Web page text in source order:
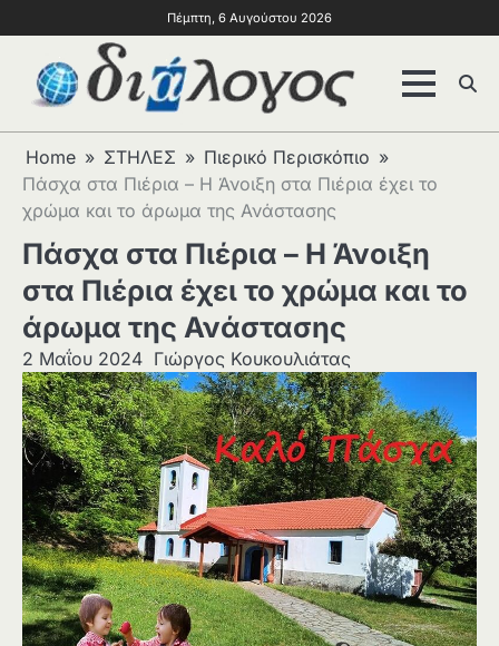
Πέμπτη, 6 Αυγούστου 2026
Home ΣΤΗΛΕΣ
Πιερικό Περισκόπιο
Πάσχα στα Πιέρια – Η Άνοιξη στα Πιέρια έχει το
χρώμα και το άρωμα της Ανάστασης
Πάσχα στα Πιέρια – Η Άνοιξη
στα Πιέρια έχει το χρώμα και το
άρωμα της Ανάστασης
2 Μαΐου 2024 Γιώργος Κουκουλιάτας